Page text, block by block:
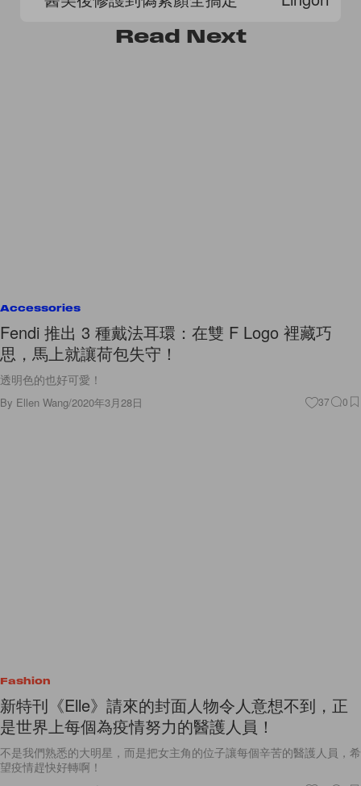
Read Next
Accessories
Fendi 推出 3 種戴法耳環：在雙 F Logo 裡藏巧
思，馬上就讓荷包失守！
透明色的也好可愛！
By Ellen Wang/2020年3月28日 37 0
Fashion
新特刊《Elle》請來的封面人物令人意想不到，正
是世界上每個為疫情努力的醫護人員！
不是我們熟悉的大明星，而是把女主角的位子讓每個辛苦的醫護人員，希
望疫情趕快好轉啊！